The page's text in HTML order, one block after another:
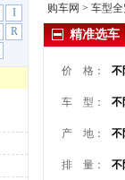
I
R
购车网 > 车型
精准选车
价 格： 不
车 型： 不
产 地： 不
排 量： 不